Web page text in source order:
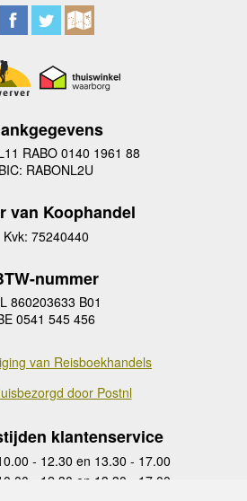
RABO 0140 1961 88
BIC: RABONL2U
van Koophandel
Kvk: 75240440
nummer
860203633 B01
0541 545 456
van Reisboekhandels
door Postnl
klantenservice
- 12.30 en 13.30 - 17.00
- 12.30 en 13.30 - 17.00